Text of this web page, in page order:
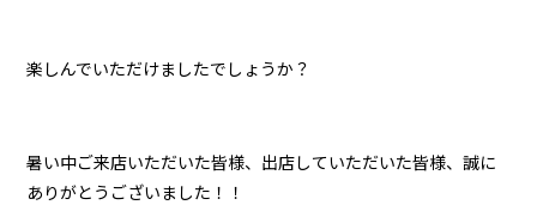
楽しんでいただけましたでしょうか？
暑い中ご来店いただいた皆様、出店していただいた皆様、誠に
ありがとうございました！！